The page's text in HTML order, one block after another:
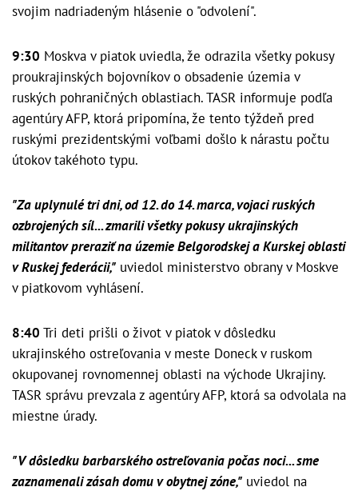
svojim nadriadeným hlásenie o "odvolení".
9:30 Moskva v piatok uviedla, že odrazila všetky pokusy
proukrajinských bojovníkov o obsadenie územia v
ruských pohraničných oblastiach. TASR informuje podľa
agentúry AFP, ktorá pripomína, že tento týždeň pred
ruskými prezidentskými voľbami došlo k nárastu počtu
útokov takéhoto typu.
"Za uplynulé tri dni, od 12. do 14. marca, vojaci ruských
ozbrojených síl... zmarili všetky pokusy ukrajinských
militantov preraziť na územie Belgorodskej a Kurskej oblasti
v Ruskej federácii," uviedol ministerstvo obrany v Moskve
v piatkovom vyhlásení.
8:40 Tri deti prišli o život v piatok v dôsledku
ukrajinského ostreľovania v meste Doneck v ruskom
okupovanej rovnomennej oblasti na východe Ukrajiny.
TASR správu prevzala z agentúry AFP, ktorá sa odvolala na
miestne úrady.
"V dôsledku barbarského ostreľovania počas noci... sme
zaznamenali zásah domu v obytnej zóne," uviedol na